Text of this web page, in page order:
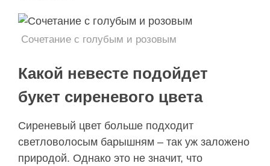
Сочетание с голубым и розовым
Какой невесте подойдет
букет сиреневого цвета
Сиреневый цвет больше подходит
светловолосым барышням – так уж заложено
природой. Однако это не значит, что